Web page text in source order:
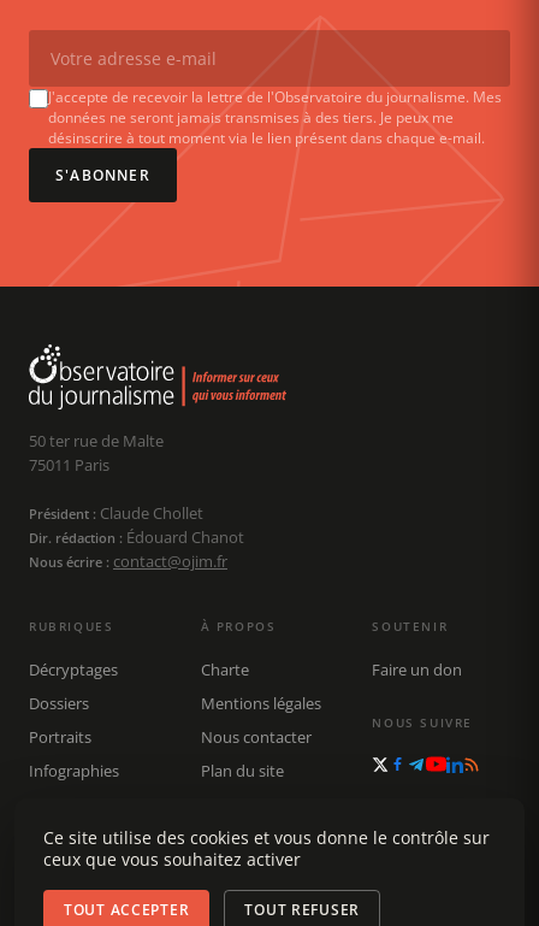
J'accepte de recevoir la lettre de l'Observatoire du journalisme. Mes
données ne seront jamais transmises à des tiers. Je peux me
désinscrire à tout moment via le lien présent dans chaque e-mail.
S'ABONNER
50 ter rue de Malte
75011 Paris
Président : Claude Chollet
Dir. rédaction : Édouard Chanot
Nous écrire : contact@ojim.fr
RUBRIQUES
Décryptages
Dossiers
Portraits
Infographies
Rechercher
À PROPOS
Charte
Mentions légales
Nous contacter
Plan du site
SOUTENIR
Faire un don
NOUS SUIVRE
Ce site utilise des cookies et vous donne le contrôle sur
ceux que vous souhaitez activer
TOUT ACCEPTER TOUT REFUSER